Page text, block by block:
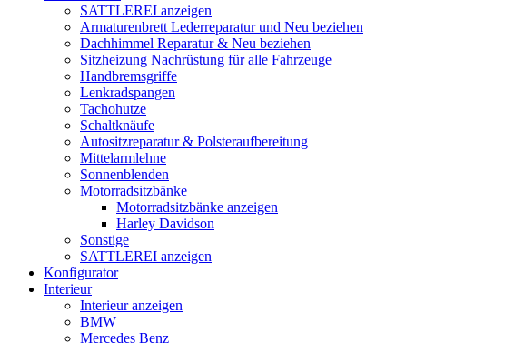
SATTLEREI anzeigen
Armaturenbrett Lederreparatur und Neu beziehen
Dachhimmel Reparatur & Neu beziehen
Sitzheizung Nachrüstung für alle Fahrzeuge
Handbremsgriffe
Lenkradspangen
Tachohutze
Schaltknäufe
Autositzreparatur & Polsteraufbereitung
Mittelarmlehne
Sonnenblenden
Motorradsitzbänke
Motorradsitzbänke anzeigen
Harley Davidson
Sonstige
SATTLEREI anzeigen
Konfigurator
Interieur
Interieur anzeigen
BMW
Mercedes Benz